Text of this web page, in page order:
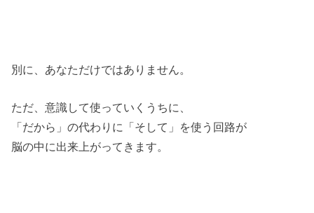
別に、あなただけではありません。
ただ、意識して使っていくうちに、
「だから」の代わりに「そして」を使う回路が
脳の中に出来上がってきます。